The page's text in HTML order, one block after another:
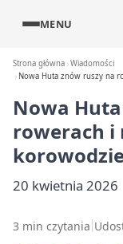
MENU
Strona główna Wiadomości
Nowa Huta znów ruszy na
Nowa
rowerach i
20 kwietnia 2026
3 min czytania